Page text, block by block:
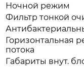
Ночной режим
Фильтр тонкой
Горизонтальная
потока
Габариты внут.